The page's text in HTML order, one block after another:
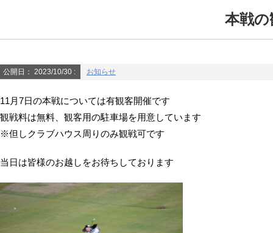
本戦
公開日： 2023/10/30 : お知らせ
11月7日の本戦については有観客開催です
観戦料は無料、観客用の駐車場を用意しています
※但しクラブハウス周りのみ観戦可です
当日は皆様のお越しをお待ちしております